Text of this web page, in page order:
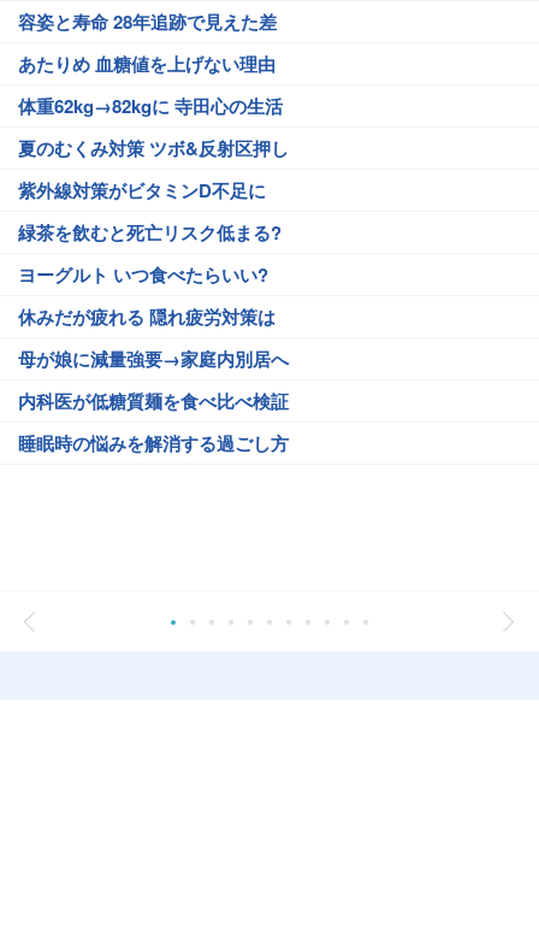
容姿と寿命 28年追跡で見えた差
あたりめ 血糖値を上げない理由
体重62kg→82kgに 寺田心の生活
夏のむくみ対策 ツボ&反射区押し
紫外線対策がビタミンD不足に
緑茶を飲むと死亡リスク低まる?
ヨーグルト いつ食べたらいい?
休みだが疲れる 隠れ疲労対策は
母が娘に減量強要→家庭内別居へ
内科医が低糖質麺を食べ比べ検証
睡眠時の悩みを解消する過ごし方